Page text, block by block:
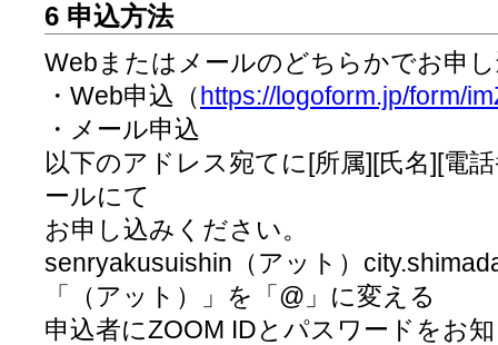
6 申込方法
Webまたはメールのどちらかでお申
・Web申込（https://logoform.jp/form/
・メール申込
以下のアドレス宛てに[所属][氏名][電
ールにて
お申し込みください。
senryakusuishin（アット）
「（アット）」を「@」に変える
申込者にZOOM IDとパスワードをお